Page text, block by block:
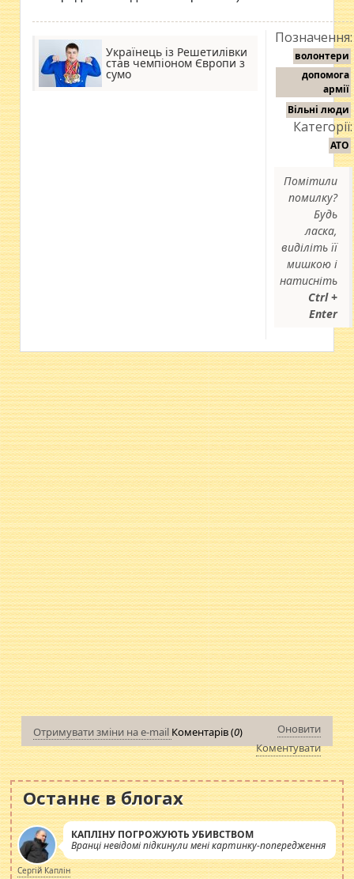
Українець із Решетилівки
став чемпіоном Європи з
сумо
Позначення:
волонтери
допомога
армії
Вільні люди
Категорії:
АТО
Помітили
помилку?
Будь
ласка,
виділіть її
мишкою і
натисніть
Ctrl +
Enter
Отримувати зміни на e-mail Коментарів (0)
Оновити
Коментувати
Останнє в блогах
КАПЛІНУ ПОГРОЖУЮТЬ УБИВСТВОМ
Вранці невідомі підкинули мені картинку-попередження
Сергій Каплін